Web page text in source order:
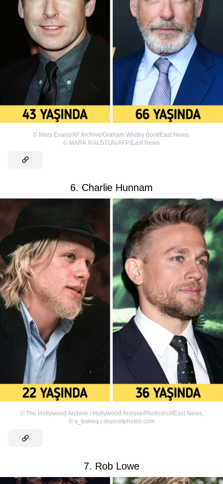
© Mary Evans/AF Archive/Graham Whitby Boot/East News,
© MARK RALSTON/AFP/East News
6. Charlie Hunnam
© The Hollywood Archive / Hollywood Archive/Photoshot/East News,
© s_bukley / depositphotos.com
7. Rob Lowe